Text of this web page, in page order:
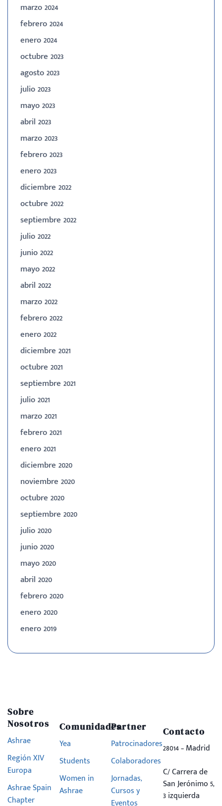
marzo 2024
febrero 2024
enero 2024
octubre 2023
agosto 2023
julio 2023
mayo 2023
abril 2023
marzo 2023
febrero 2023
enero 2023
diciembre 2022
octubre 2022
septiembre 2022
julio 2022
junio 2022
mayo 2022
abril 2022
marzo 2022
febrero 2022
enero 2022
diciembre 2021
octubre 2021
septiembre 2021
julio 2021
marzo 2021
febrero 2021
enero 2021
diciembre 2020
noviembre 2020
octubre 2020
septiembre 2020
julio 2020
junio 2020
mayo 2020
abril 2020
febrero 2020
enero 2020
enero 2019
Sobre
Nosotros
Ashrae
Región XIV
Europa
Ashrae Spain
Chapter
Comunidades
Yea
Students
Women in
Ashrae
Partner
Patrocinadores
Colaboradores
Jornadas,
Cursos y
Eventos
Contacto
28014 – Madrid
C/ Carrera de
San Jerónimo 5,
3 izquierda